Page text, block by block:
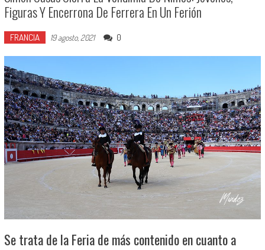
Figuras Y Encerrona De Ferrera En Un Ferión
FRANCIA 19 agosto, 2021 0
Se trata de la Feria de más contenido en cuanto a